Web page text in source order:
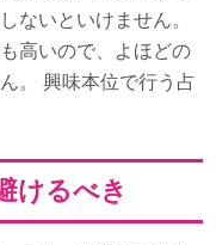
ないといけません。
高いので、よほどの
。 興味本位で行う占
けるべき